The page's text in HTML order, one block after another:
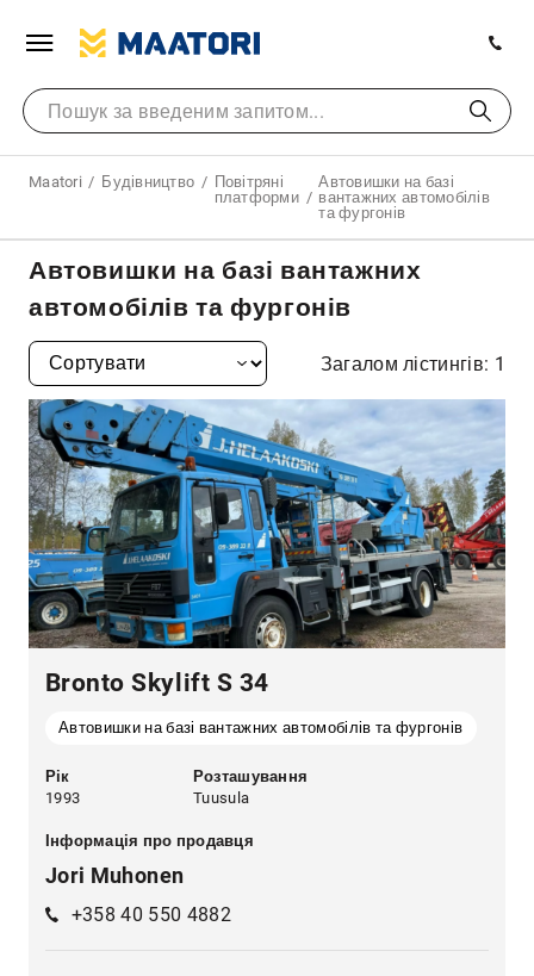
Maatori Будівництво
Повітряні
платформи
Автовишки на базі
вантажних автомобілів
та фургонів
Автовишки на базі вантажних
автомобілів та фургонів
Загалом лістингів: 1
Bronto Skylift S 34
Автовишки на базі вантажних автомобілів та фургонів
Рік
1993
Розташування
Tuusula
Інформація про продавця
Jori Muhonen
+358 40 550 4882